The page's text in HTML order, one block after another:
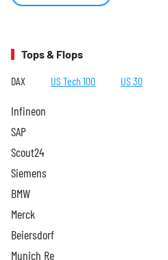
Tops & Flops
DAX US Tech 100 US 30
Infineon
SAP
Scout24
Siemens
BMW
Merck
Beiersdorf
Munich Re